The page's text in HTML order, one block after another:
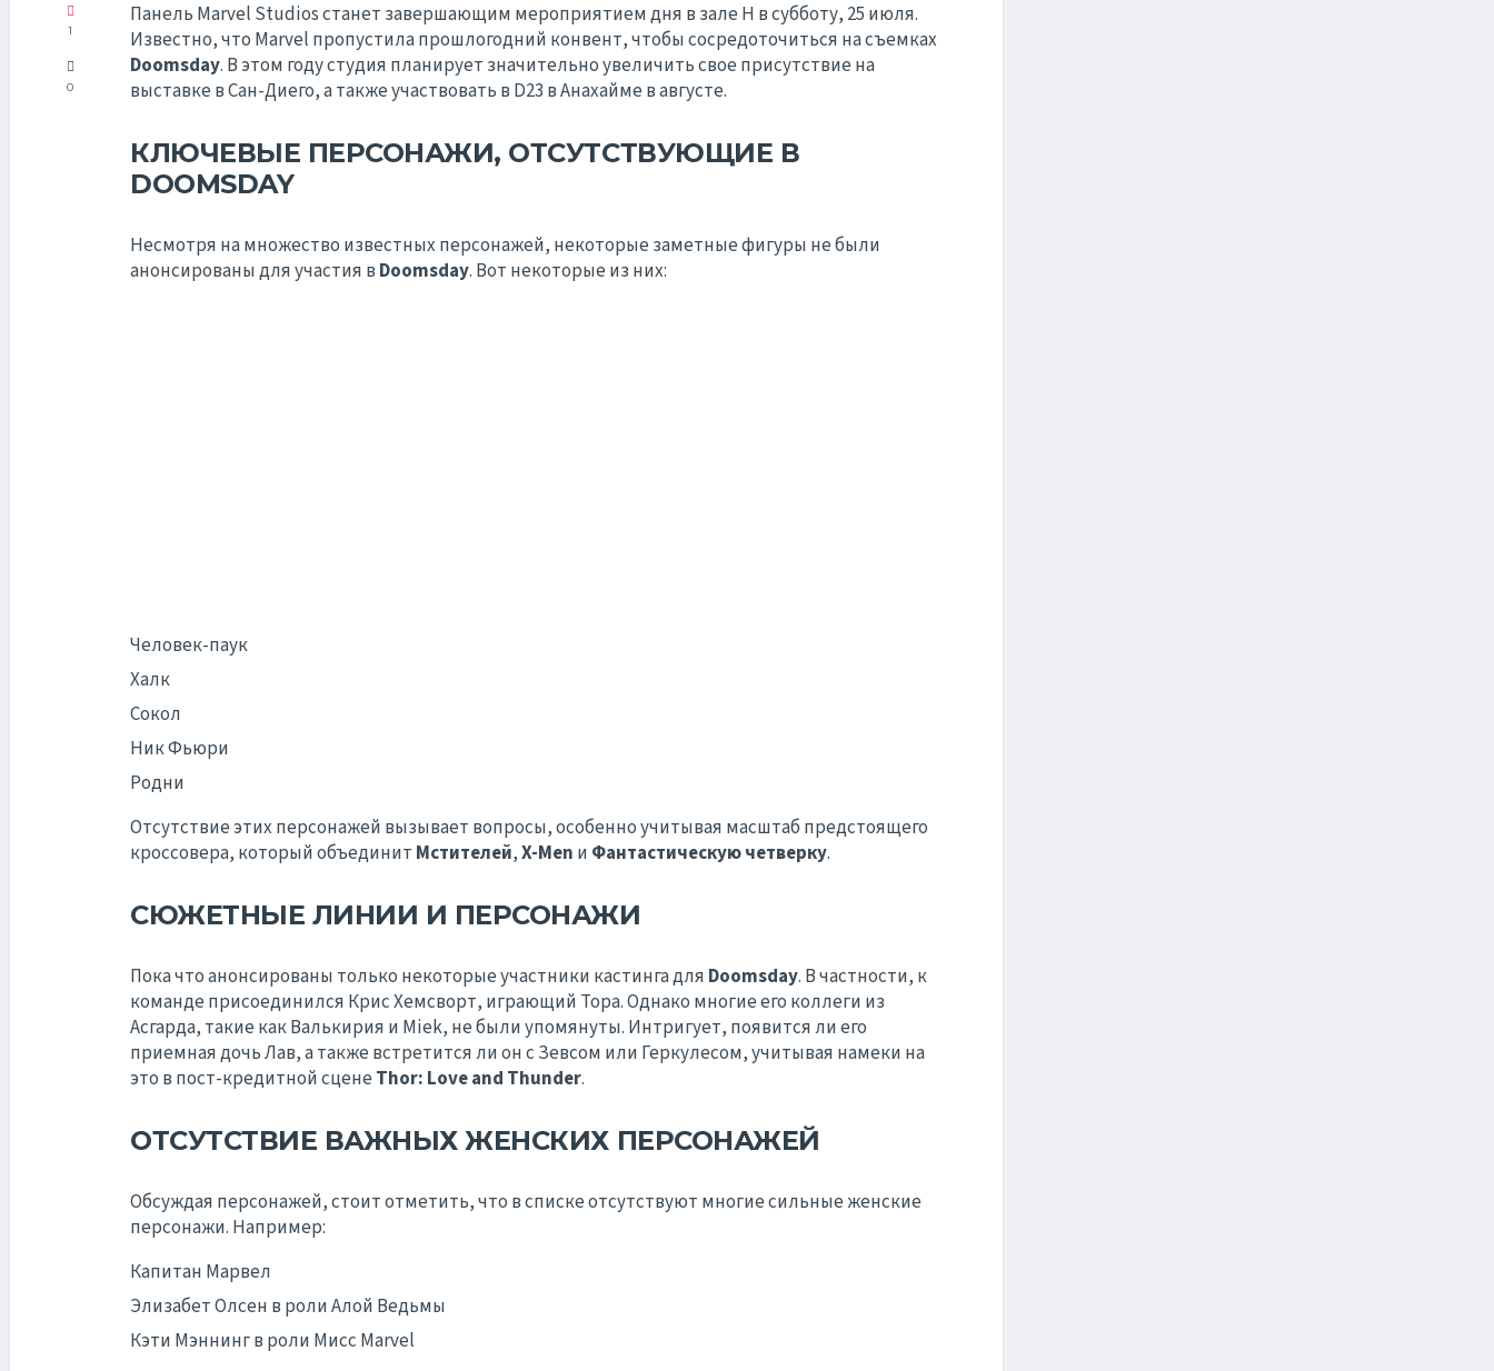
1
0
Панель Marvel Studios станет завершающим мероприятием дня в зале H в субботу, 25 июля.
Известно, что Marvel пропустила прошлогодний конвент, чтобы сосредоточиться на съемках
Doomsday. В этом году студия планирует значительно увеличить свое присутствие на
выставке в Сан-Диего, а также участвовать в D23 в Анахайме в августе.
КЛЮЧЕВЫЕ ПЕРСОНАЖИ, ОТСУТСТВУЮЩИЕ В
DOOMSDAY
Несмотря на множество известных персонажей, некоторые заметные фигуры не были
анонсированы для участия в Doomsday. Вот некоторые из них:
Человек-паук
Халк
Сокол
Ник Фьюри
Родни
Отсутствие этих персонажей вызывает вопросы, особенно учитывая масштаб предстоящего
кроссовера, который объединит Мстителей,X-Men и Фантастическую четверку.
СЮЖЕТНЫЕ ЛИНИИ И ПЕРСОНАЖИ
Пока что анонсированы только некоторые участники кастинга для Doomsday. В частности, к
команде присоединился Крис Хемсворт, играющий Тора. Однако многие его коллеги из
Асгарда, такие как Валькирия и Мiek, не были упомянуты. Интригует, появится ли его
приемная дочь Лав, а также встретится ли он с Зевсом или Геркулесом, учитывая намеки на
это в пост-кредитной сцене Thor: Love and Thunder.
ОТСУТСТВИЕ ВАЖНЫХ ЖЕНСКИХ ПЕРСОНАЖЕЙ
Обсуждая персонажей, стоит отметить, что в списке отсутствуют многие сильные женские
персонажи. Например:
Капитан Марвел
Элизабет Олсен в роли Алой Ведьмы
Кэти Мэннинг в роли Мисс Marvel